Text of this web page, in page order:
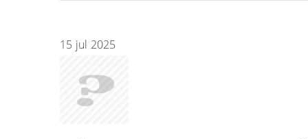
15 jul 2025